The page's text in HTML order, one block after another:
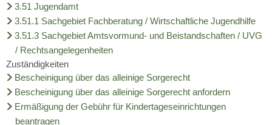
Historisches
Ausblick auf
3.51 Jugendamt
3.51.1 Sachgebiet Fachberatung / Wirtschaftliche Jugendhilfe
3.51.3 Sachgebiet Amtsvormund- und Beistandschaften / UVG
/ Rechtsangelegenheiten
Zuständigkeiten
Bescheinigung über das alleinige Sorgerecht
Bescheinigung über das alleinige Sorgerecht anfordern
Ermäßigung der Gebühr für Kindertageseinrichtungen
beantragen